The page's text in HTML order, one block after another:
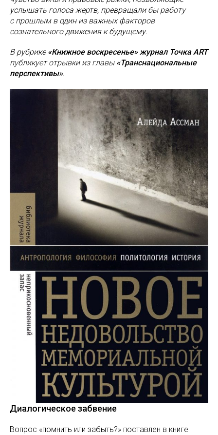
услышать голоса жертв, превращали бы работу
с прошлым в один из важных факторов
сознательного движения к будущему.
В рубрике «Книжное воскресенье» журнал Точка ART
публикует отрывки из главы «Транснациональные
перспективы».
Диалогическое забвение
Вопрос «помнить или забыть?» поставлен в книге